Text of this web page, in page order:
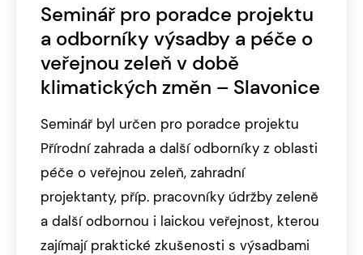
Seminář pro poradce projektu
a odborníky výsadby a péče o
veřejnou zeleň v době
klimatických změn – Slavonice
Seminář byl určen pro poradce projektu
Přírodní zahrada a další odborníky z oblasti
péče o veřejnou zeleň, zahradní
projektanty, příp. pracovníky údržby zeleně
a další odbornou i laickou veřejnost, kterou
zajímají praktické zkušenosti s výsadbami